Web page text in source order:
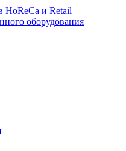
HoReCa и Retail
оборудования